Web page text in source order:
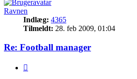
Ravnen
Indlæg: 4365
Tilmeldt: 28. feb 2009, 01:04
Re: Football manager